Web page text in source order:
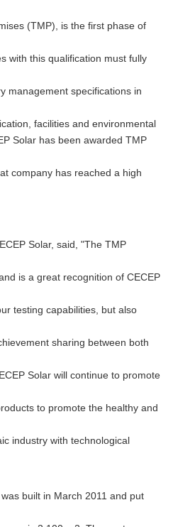
(TMP), is the first phase of
with this qualification must fully
management specifications in
facilities and environmental
Solar has been awarded TMP
company has reached a high
Solar, said, "The TMP
is a great recognition of CECEP
testing capabilities, but also
sharing between both
Solar will continue to promote
to promote the healthy and
industry with technological
built in March 2011 and put